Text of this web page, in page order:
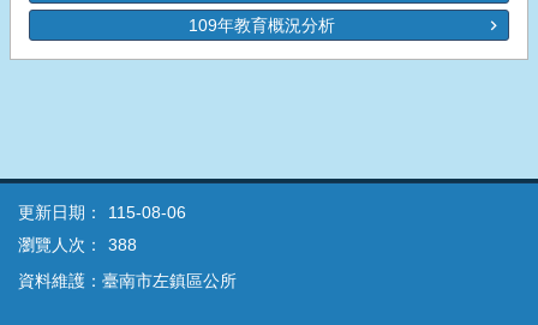
109年教育概況分析
更新日期：
115-08-06
瀏覽人次：
388
資料維護：臺南市左鎮區公所